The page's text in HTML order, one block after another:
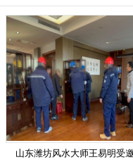
山东潍坊风水大师王易明受